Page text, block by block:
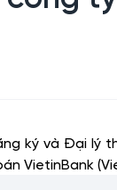
ký và Đại lý
VietinBank